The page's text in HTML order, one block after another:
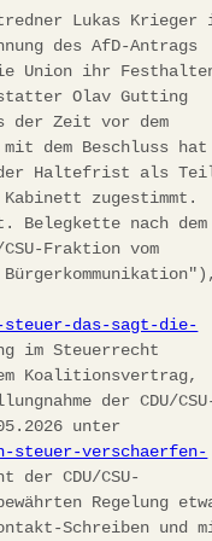
Lukas Krieger
des AfD-Antrags
Union ihr
Olav Gutting
der Zeit vor dem
dem Beschluss hat
der Haltefrist als
zugestimmt.
nach dem
Fraktion vom
das-sagt-die-
im Steuerrecht
Koalitionsvertrag,
der CDU/
unter
steuer-verschaerfen-
der CDU/CSU-
Regelung
Schreiben und